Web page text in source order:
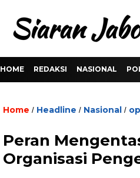
HOME REDAKSI NASIONAL
Home / Headline / Nasional /
Peran
Organisasi